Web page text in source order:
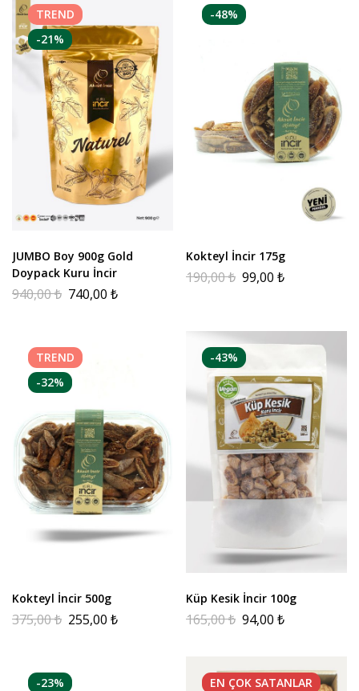
TREND
-21%
JUMBO Boy 900g Gold
Doypack Kuru İncir
940,00₺ 740,00 ₺
-48%
Kokteyl İncir 175g
190,00₺ 99,00 ₺
TREND
-32%
Kokteyl İncir 500g
375,00₺ 255,00 ₺
-43%
Küp Kesik İncir 100g
165,00₺ 94,00 ₺
-23% EN ÇOK SATANLAR